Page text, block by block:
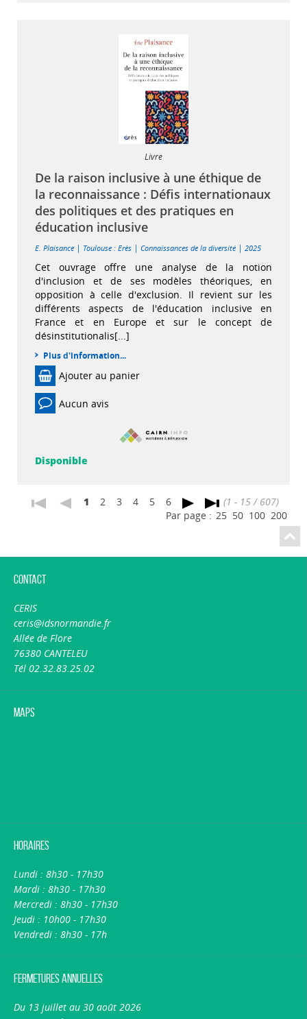
Livre
De la raison inclusive à une éthique de
la reconnaissance : Défis internationaux
des politiques et des pratiques en
éducation inclusive
E. Plaisance | Toulouse : Erès | Connaissances de la diversité | 2025
Cet ouvrage offre une analyse de la notion
d'inclusion et de ses modèles théoriques, en
opposition à celle d'exclusion. Il revient sur les
différents aspects de l'éducation inclusive en
France et en Europe et sur le concept de
désinstitutionalis[...]
Plus d'information...
Ajouter au panier
Aucun avis
Disponible
1 2 3 4 5 6
(1 - 15 / 607)
Par page : 25 50 100 200
Contact
CERIS
ceris@idsnormandie.fr
Allée de Flore
76380 CANTELEU
Tél 02.32.83.25.02
Maps
Horaires
Lundi : 8h30 - 17h30
Mardi : 8h30 - 17h30
Mercredi : 8h30 - 17h30
Jeudi : 10h00 - 17h30
Vendredi : 8h30 - 17h
Fermetures annuelles
Du 13 juillet au 30 août 2026